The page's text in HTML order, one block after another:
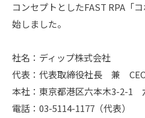
コンセプトとしたFAST RPA「
始しました。
社名：ディップ株式会社
代表：代表取締役社長 兼
本社：東京都港区六本木3-2-1
電話：03-5114-1177（代表）